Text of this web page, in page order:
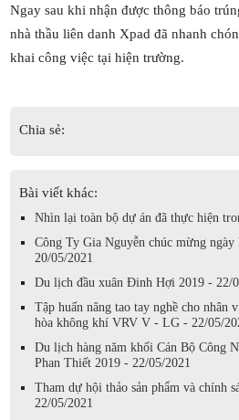
Ngay sau khi nhận được thông báo
nhà thầu liên danh Xpad đã nhanh
khai công việc tại hiện trường.
Chia sẻ:
Bài viết khác:
Nhìn lại toàn bộ dự án đã thực hiện
Công Ty Gia Nguyễn chúc mừng
20/05/2021
Du lịch đầu xuân Đinh Hợi 2019 - 22/
Tập huấn nâng tao tay nghề cho nhân
hòa không khí VRV V - LG - 22/05/
Du lịch hàng năm khối Cán Bộ Công
Phan Thiết 2019 - 22/05/2021
Tham dự hội thảo sản phẩm và chính
22/05/2021